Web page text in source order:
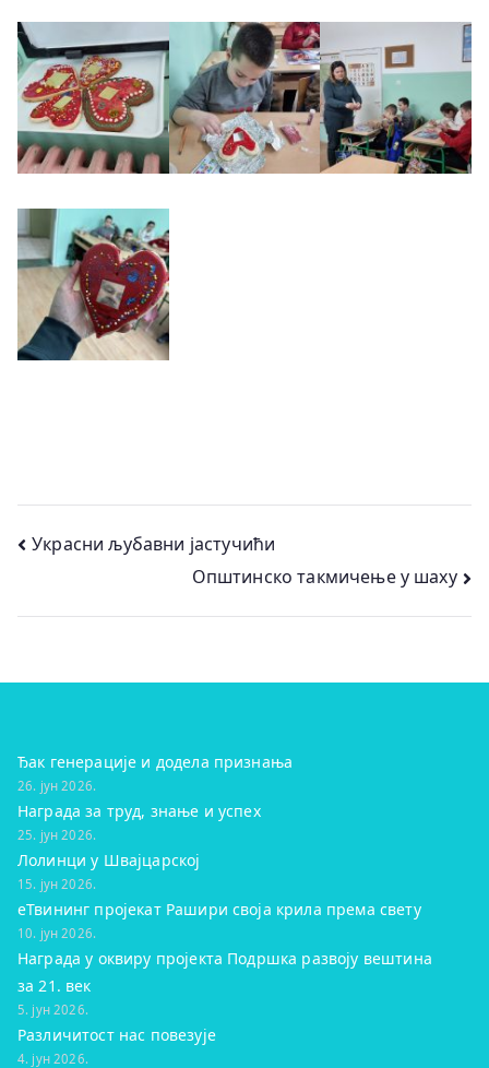
Кретање
Украсни љубавни јастучићи
Општинско такмичење у шаху
Ђак генерације и додела признања
26. јун 2026.
Награда за труд, знање и успех
25. јун 2026.
Лолинци у Швајцарској
15. јун 2026.
eТвининг пројекат Рашири своја крила према свету
10. јун 2026.
Награда у оквиру пројекта Подршка развоју вештина
за 21. век
5. јун 2026.
Различитост нас повезује
4. јун 2026.